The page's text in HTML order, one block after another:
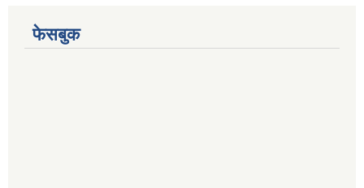
फेसबुक